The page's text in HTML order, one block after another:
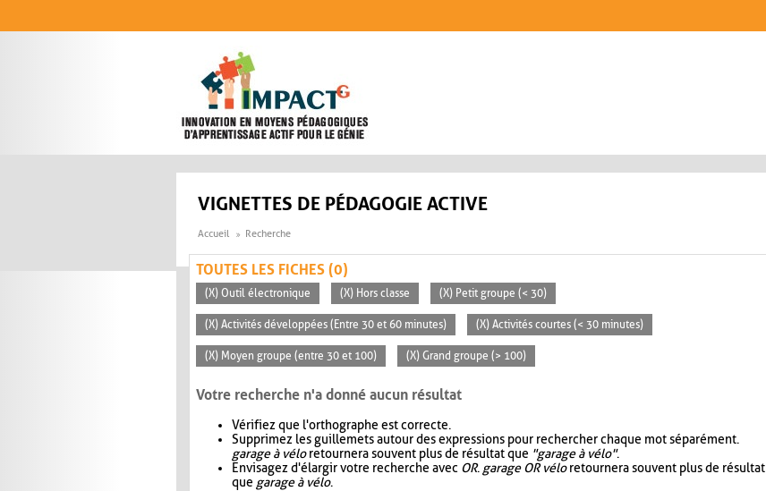
VIGNETTES DE PÉDAGOGIE ACTIVE
Accueil Recherche
TOUTES LES FICHES (0)
(X) Outil électronique (X) Hors classe (X) Petit groupe (< 30)
(X) Activités développées (Entre 30 et 60 minutes) (X) Activités courtes (< 30 minutes)
(X) Moyen groupe (entre 30 et 100) (X) Grand groupe (> 100)
Votre recherche n'a donné aucun résultat
Vérifiez que l'orthographe est correcte.
Supprimez les guillemets autour des expressions pour rechercher chaque mot séparément.
garage à véloretournera souvent plus de résultat que "garage à vélo".
Envisagez d'élargir votre recherche avec OR. garage OR véloretournera souvent plus de résultat
que garage à vélo.